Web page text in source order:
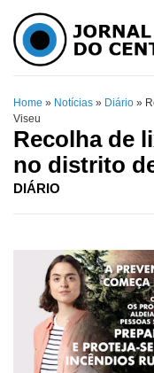
Home » Notícias » Diário »
Viseu
Recolha de
no distrito
DIÁRIO